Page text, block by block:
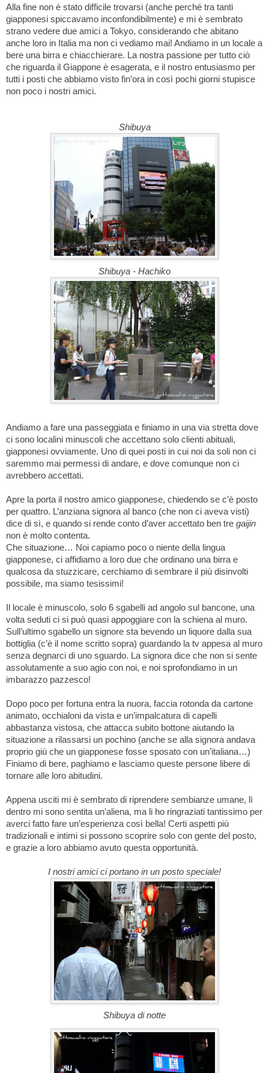
Alla fine non è stato difficile trovarsi (anche perché tra tanti
giapponesi spiccavamo inconfondibilmente) e mi è sembrato
strano vedere due amici a Tokyo, considerando che abitano
anche loro in Italia ma non ci vediamo mai! Andiamo in un locale a
bere una birra e chiacchierare. La nostra passione per tutto ciò
che riguarda il Giappone è esagerata, e il nostro entusiasmo per
tutti i posti che abbiamo visto fin’ora in così pochi giorni stupisce
non poco i nostri amici.
Shibuya
Shibuya - Hachiko
Andiamo a fare una passeggiata e finiamo in una via stretta dove
ci sono localini minuscoli che accettano solo clienti abituali,
giapponesi ovviamente. Uno di quei posti in cui noi da soli non ci
saremmo mai permessi di andare, e dove comunque non ci
avrebbero accettati.
Apre la porta il nostro amico giapponese, chiedendo se c’è posto
per quattro. L’anziana signora al banco (che non ci aveva visti)
dice di sì, e quando si rende conto d’aver accettato ben tre gaijin
non è molto contenta.
Che situazione… Noi capiamo poco o niente della lingua
giapponese, ci affidiamo a loro due che ordinano una birra e
qualcosa da stuzzicare, cerchiamo di sembrare il più disinvolti
possibile, ma siamo tesissimi!
Il locale è minuscolo, solo 6 sgabelli ad angolo sul bancone, una
volta seduti ci si può quasi appoggiare con la schiena al muro.
Sull’ultimo sgabello un signore sta bevendo un liquore dalla sua
bottiglia (c’è il nome scritto sopra) guardando la tv appesa al muro
senza degnarci di uno sguardo. La signora dice che non si sente
assolutamente a suo agio con noi, e noi sprofondiamo in un
imbarazzo pazzesco!
Dopo poco per fortuna entra la nuora, faccia rotonda da cartone
animato, occhialoni da vista e un’impalcatura di capelli
abbastanza vistosa, che attacca subito bottone aiutando la
situazione a rilassarsi un pochino (anche se alla signora andava
proprio giù che un giapponese fosse sposato con un’italiana…)
Finiamo di bere, paghiamo e lasciamo queste persone libere di
tornare alle loro abitudini.
Appena usciti mi è sembrato di riprendere sembianze umane, lì
dentro mi sono sentita un’aliena, ma li ho ringraziati tantissimo per
averci fatto fare un’esperienza così bella! Certi aspetti più
tradizionali e intimi si possono scoprire solo con gente del posto,
e grazie a loro abbiamo avuto questa opportunità.
I nostri amici ci portano in un posto speciale!
Shibuya di notte